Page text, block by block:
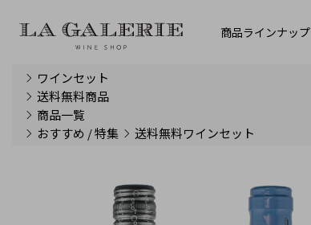
商品ラインナップ
ワインセット
送料無料商品
商品一覧
おすすめ / 特集
送料無料ワインセット